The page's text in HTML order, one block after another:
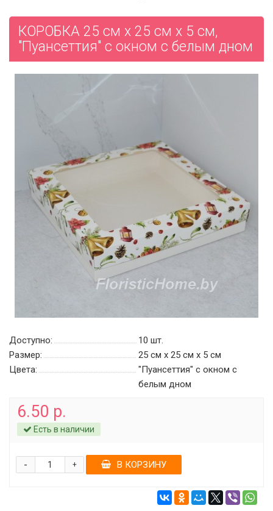
КОРОБКА 25 см х 25 см х 5 см,
"Пуансеттия" с окном c белым дном
Доступно: 10 шт.
Размер:
25 см х 25 см х 5 см
Цвета:
"Пуансеттия" с окном c
белым дном
6.50 р.
Есть в наличии
+
- В КОРЗИНУ